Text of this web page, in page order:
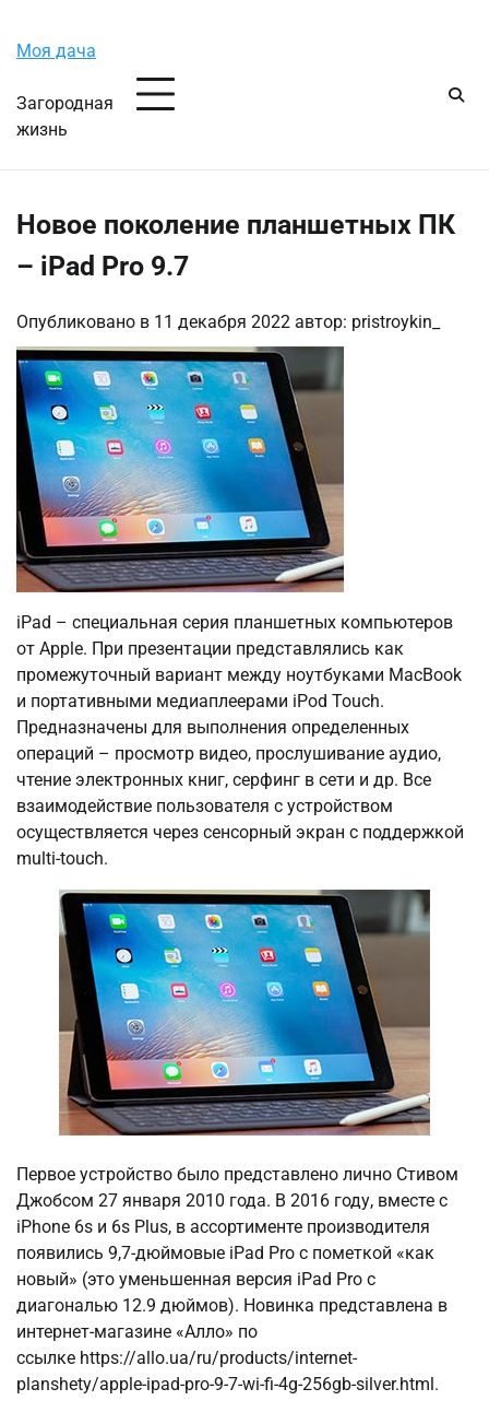
содержимому
Моя дача
Загородная
жизнь
Новое поколение планшетных ПК
– iPad Pro 9.7
Опубликовано в 11 декабря 2022 автор: pristroykin_
iPad – специальная серия планшетных компьютеров
от Apple. При презентации представлялись как
промежуточный вариант между ноутбуками MacBook
и портативными медиаплеерами iPod Touch.
Предназначены для выполнения определенных
операций – просмотр видео, прослушивание аудио,
чтение электронных книг, серфинг в сети и др. Все
взаимодействие пользователя с устройством
осуществляется через сенсорный экран с поддержкой
multi-touch.
Первое устройство было представлено лично Стивом
Джобсом 27 января 2010 года. В 2016 году, вместе с
iPhone 6s и 6s Plus, в ассортименте производителя
появились 9,7-дюймовые iPad Pro с пометкой «как
новый» (это уменьшенная версия iPad Pro с
диагональю 12.9 дюймов). Новинка представлена в
интернет-магазине «Алло» по
ссылке https://allo.ua/ru/products/internet-
planshety/apple-ipad-pro-9-7-wi-fi-4g-256gb-silver.html.